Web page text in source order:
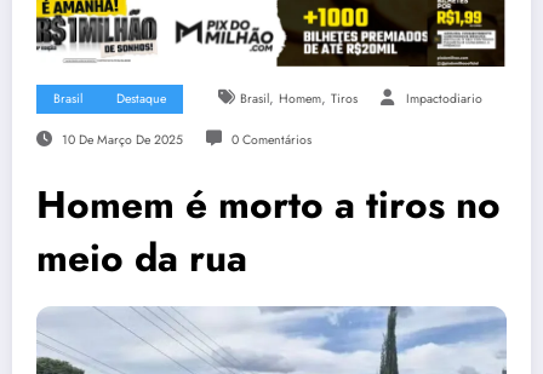
Brasil Destaque Brasil, Homem, Tiros Impactodiario
10 De Março De 2025 0 Comentários
Homem é morto a tiros no
meio da rua